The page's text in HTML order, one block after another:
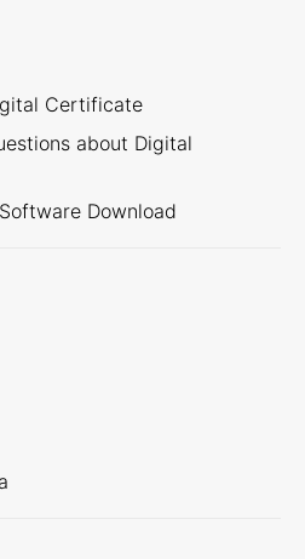
Certificate
about Digital
Download